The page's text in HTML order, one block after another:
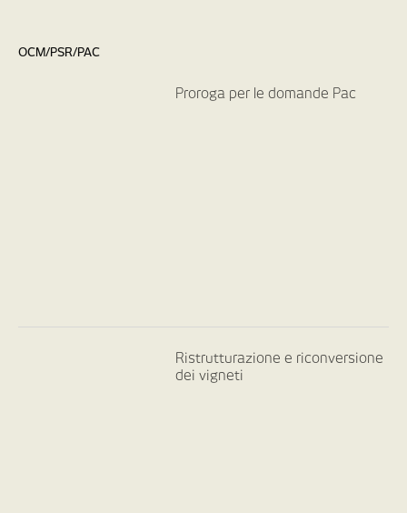
OCM/PSR/PAC
Proroga per le domande Pac
Ristrutturazione e riconversione
dei vigneti